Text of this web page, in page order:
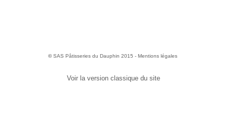
©SAS Pâtisseries du Dauphin 2015 - Mentions légales
Voir la version classique du site